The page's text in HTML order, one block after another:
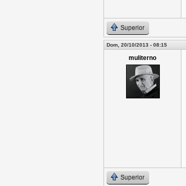
Superior
Dom, 20/10/2013 - 08:15
muliterno
Superior